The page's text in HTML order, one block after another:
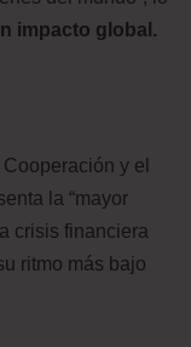
impacto global.
y el
la “mayor
crisis financiera
ritmo más bajo